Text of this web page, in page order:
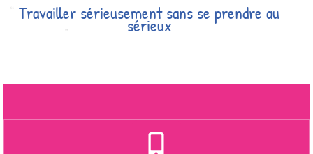
Travailler sérieusement sans se prendre au
sérieux